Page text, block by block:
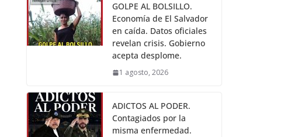
GOLPE AL BOLSILLO.
Economía de El Salvador
en caída. Datos oficiales
revelan crisis. Gobierno
acepta desplome.
1 agosto, 2026
ADICTOS AL PODER.
Contagiados por la
misma enfermedad.